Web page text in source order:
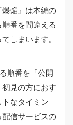
焔』は本編の
番を間違える
しまいます。
順番を「公開
見の方におす
なタイミン
信サービスの